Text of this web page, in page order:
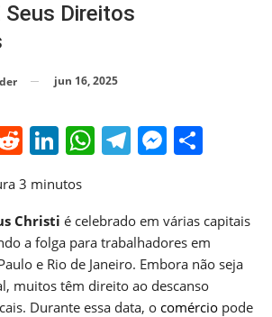
Seus Direitos
jun 16, 2025
Reddit
LinkedIn
WhatsApp
Telegram
3 minutos
Christi é celebrado em várias capitais
a folga para trabalhadores em
e Rio de Janeiro. Embora não seja
muitos têm direito ao descanso
Durante essa data, o comércio pode